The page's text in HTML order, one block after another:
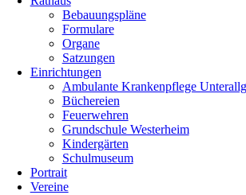
Bebauungspläne
Formulare
Organe
Satzungen
Einrichtungen
Ambulante Krankenpflege
Büchereien
Feuerwehren
Grundschule Westerheim
Kindergärten
Schulmuseum
Portrait
Vereine